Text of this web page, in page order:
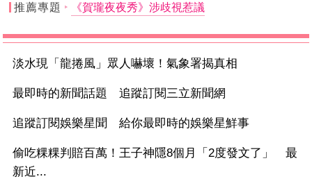
推薦專題 《賀瓏夜夜秀》涉歧視惹議
淡水現「龍捲風」眾人嚇壞！氣象署揭真相
最即時的新聞話題 追蹤訂閱三立新聞網
追蹤訂閱娛樂星聞 給你最即時的娛樂星鮮事
偷吃粿粿判賠百萬！王子神隱8個月「2度發文了」 最
新近...